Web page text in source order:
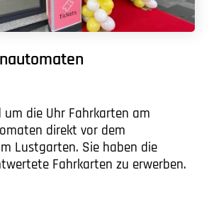
die Uhr Fahrkarten am
direkt vor dem
Lustgarten. Sie haben die
Fahrkarten zu erwerben.